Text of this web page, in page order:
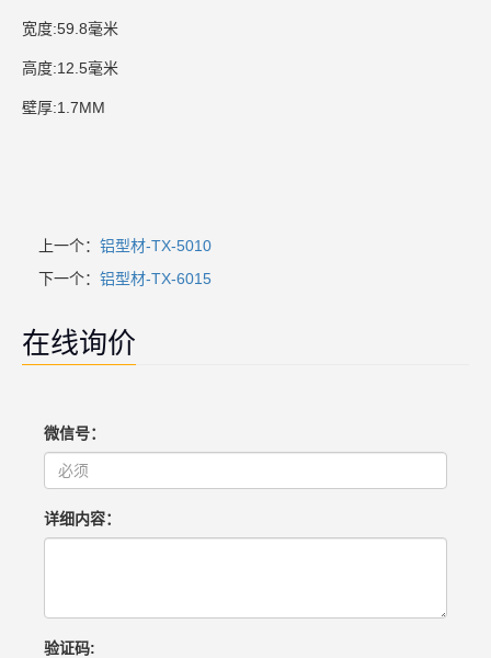
宽度:59.8毫米
高度:12.5毫米
壁厚:1.7MM
上一个： 铝型材-TX-5010
下一个： 铝型材-TX-6015
在线询价
微信号：
详细内容：
验证码: